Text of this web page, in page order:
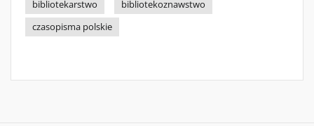
bibliotekarstwo
bibliotekoznawstwo
czasopisma polskie